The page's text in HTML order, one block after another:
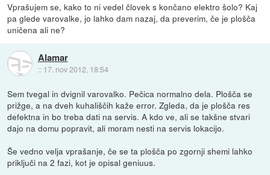
Vprašujem se, kako to ni vedel človek s končano elektro šolo? Kaj
pa glede varovalke, jo lahko dam nazaj, da preverim, če je plošča
uničena ali ne?
Alamar
:: 17. nov 2012, 18:54
Sem tvegal in dvignil varovalko. Pečica normalno dela. Plošča se
prižge, a na dveh kuhališčih kaže error. Zgleda, da je plošča res
defektna in bo treba dati na servis. A kdo ve, ali se takšne stvari
dajo na domu popravit, ali moram nesti na servis lokacijo.
Še vedno velja vprašanje, če se ta plošča po zgornji shemi lahko
priključi na 2 fazi, kot je opisal geniuus.